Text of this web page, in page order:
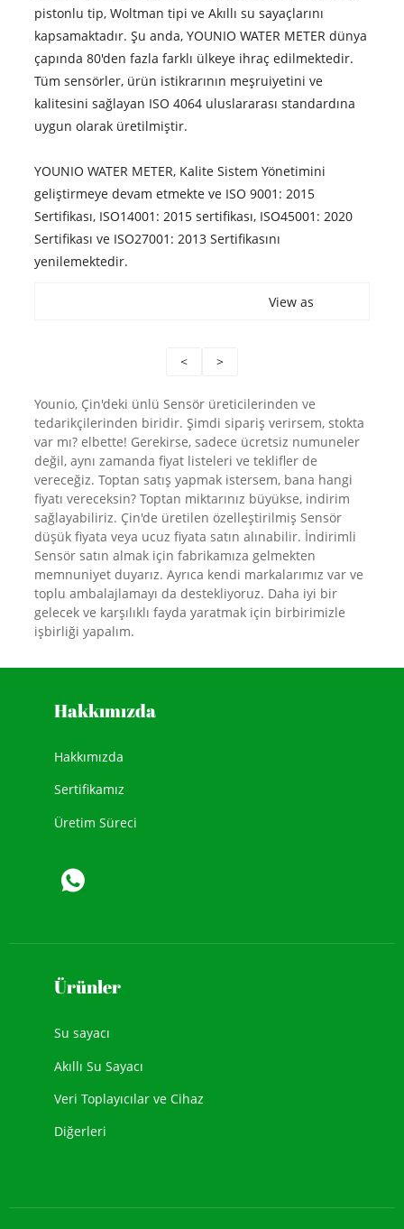
pistonlu tip, Woltman tipi ve Akıllı su sayaçlarını
kapsamaktadır. Şu anda, YOUNIO WATER METER dünya
çapında 80'den fazla farklı ülkeye ihraç edilmektedir.
Tüm sensörler, ürün istikrarının meşruiyetini ve
kalitesini sağlayan ISO 4064 uluslararası standardına
uygun olarak üretilmiştir.
YOUNIO WATER METER, Kalite Sistem Yönetimini
geliştirmeye devam etmekte ve ISO 9001: 2015
Sertifikası, ISO14001: 2015 sertifikası, ISO45001: 2020
Sertifikası ve ISO27001: 2013 Sertifikasını
yenilemektedir.
View as
< >
Younio, Çin'deki ünlü Sensör üreticilerinden ve
tedarikçilerinden biridir. Şimdi sipariş verirsem, stokta
var mı? elbette! Gerekirse, sadece ücretsiz numuneler
değil, aynı zamanda fiyat listeleri ve teklifler de
vereceğiz. Toptan satış yapmak istersem, bana hangi
fiyatı vereceksin? Toptan miktarınız büyükse, indirim
sağlayabiliriz. Çin'de üretilen özelleştirilmiş Sensör
düşük fiyata veya ucuz fiyata satın alınabilir. İndirimli
Sensör satın almak için fabrikamıza gelmekten
memnuniyet duyarız. Ayrıca kendi markalarımız var ve
toplu ambalajlamayı da destekliyoruz. Daha iyi bir
gelecek ve karşılıklı fayda yaratmak için birbirimizle
işbirliği yapalım.
Hakkımızda
Hakkımızda
Sertifikamız
Üretim Süreci
Ürünler
Su sayacı
Akıllı Su Sayacı
Veri Toplayıcılar ve Cihaz
Diğerleri